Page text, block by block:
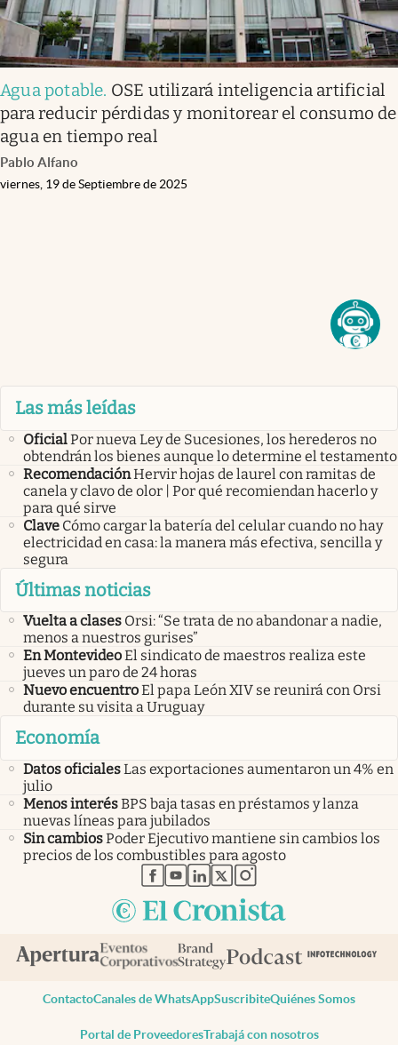
Agua potable. OSE utilizará inteligencia artificial
para reducir pérdidas y monitorear el consumo de
agua en tiempo real
Pablo Alfano
viernes, 19 de Septiembre de 2025
Las más leídas
OficialPor nueva Ley de Sucesiones, los herederos no
obtendrán los bienes aunque lo determine el testamento
RecomendaciónHervir hojas de laurel con ramitas de
canela y clavo de olor | Por qué recomiendan hacerlo y
para qué sirve
Clave Cómo cargar la batería del celular cuando no hay
electricidad en casa: la manera más efectiva, sencilla y
segura
Últimas noticias
Vuelta a clases Orsi: “Se trata de no abandonar a nadie,
menos a nuestros gurises”
En MontevideoEl sindicato de maestros realiza este
jueves un paro de 24 horas
Nuevo encuentroEl papa León XIV se reunirá con Orsi
durante su visita a Uruguay
Economía
Datos oficialesLas exportaciones aumentaron un 4% en
julio
Menos interésBPS baja tasas en préstamos y lanza
nuevas líneas para jubilados
Sin cambiosPoder Ejecutivo mantiene sin cambios los
precios de los combustibles para agosto
abre en nueva pestaña
abre en nueva pestaña
abre en nueva pestaña
abre en nueva pestaña
abre en nueva pestaña
ContactoCanales de WhatsAppSuscribiteQuiénes Somos
Portal de ProveedoresTrabajá con nosotros